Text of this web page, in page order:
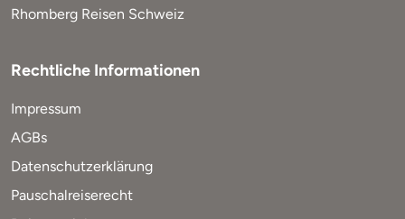
Rhomberg Reisen Schweiz
Rechtliche Informationen
Impressum
AGBs
Datenschutzerklärung
Pauschalreiserecht